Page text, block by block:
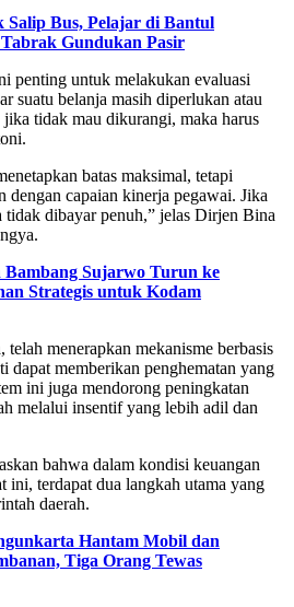
Salip Bus, Pelajar di Bantul
Gundukan Pasir
penting untuk melakukan evaluasi
suatu belanja masih diperlukan atau
tidak mau dikurangi, maka harus
batas maksimal, tetapi
dengan capaian kinerja pegawai. Jika
tidak dibayar penuh,” jelas Dirjen Bina
Bambang Sujarwo Turun ke
Strategis untuk Kodam
telah menerapkan mekanisme berbasis
dapat memberikan penghematan yang
ini juga mendorong peningkatan
melalui insentif yang lebih adil dan
bahwa dalam kondisi keuangan
ini, terdapat dua langkah utama yang
daerah.
Hantam Mobil dan
Tiga Orang Tewas